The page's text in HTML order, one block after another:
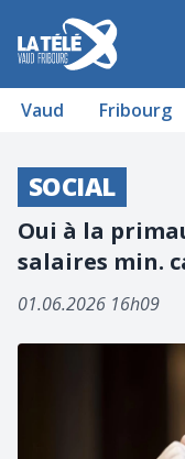
La Télé -
Vaud Fribourg
SOCIAL
Oui à la
salaires min.
01.06.2026 16h09